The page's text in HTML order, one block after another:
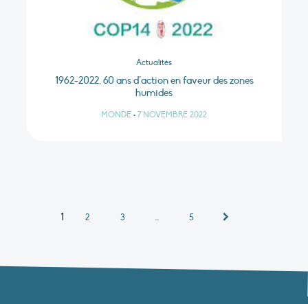
Actualités
1962-2022, 60 ans d’action en faveur des zones
humides
MONDE • 7 NOVEMBRE 2022
1 2 3 … 5